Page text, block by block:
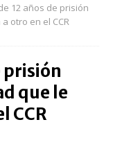
12 años de prisión
otro en el CCR
prisión
que le
CCR